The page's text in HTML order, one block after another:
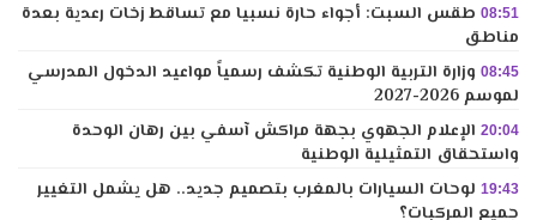
08:51 طقس السبت: أجواء حارة نسبيا مع تساقط زخات رعدية بعدة
مناطق
08:45 وزارة التربية الوطنية تكشف رسمياً مواعيد الدخول المدرسي
لموسم 2026-2027
20:04 الإعلام الجهوي بجهة مراكش آسفي بين رهان الوحدة
واستحقاق التمثيلية الوطنية
19:43 لوحات السيارات بالمغرب بتصميم جديد.. هل يشمل التغيير
جميع المركبات؟